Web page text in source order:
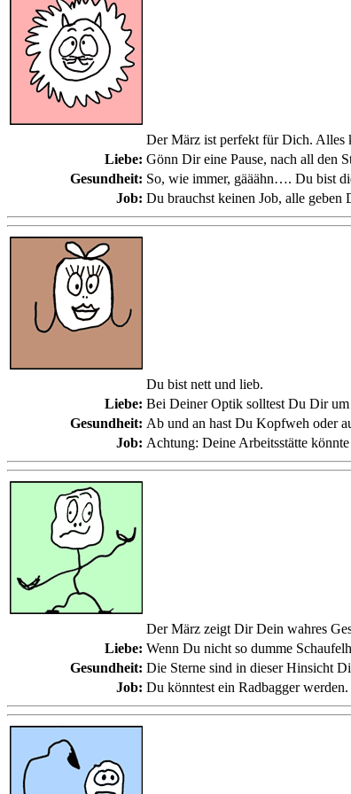
Der März ist perfekt für Dich. Alles
Liebe: Gönn Dir eine Pause, nach all den
Gesundheit: So, wie immer, gääähn…. Du bist
Job: Du brauchst keinen Job, alle
Du bist nett und lieb.
Liebe: Bei Deiner Optik solltest Du Dir
Gesundheit: Ab und an hast Du Kopfweh oder
Job: Achtung: Deine Arbeitsstätte
Der März zeigt Dir Dein wahres
Liebe: Wenn Du nicht so dumme
Gesundheit: Die Sterne sind in dieser Hinsicht
Job: Du könntest ein Radbagger werden.